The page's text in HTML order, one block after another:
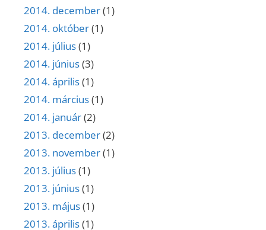
2014. december(1)
2014. október(1)
2014. július(1)
2014. június(3)
2014. április(1)
2014. március(1)
2014. január(2)
2013. december(2)
2013. november(1)
2013. július(1)
2013. június(1)
2013. május(1)
2013. április(1)